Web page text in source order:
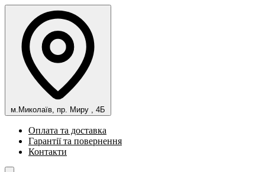
м.Миколаїв, пр. Миру , 4Б
Оплата та доставка
Гарантії та повернення
Контакти